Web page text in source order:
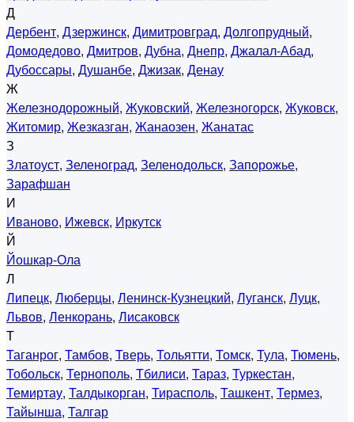
Д
Дербент, Дзержинск, Димитровград, Долгопрудный,
Домодедово, Дмитров, Дубна, Днепр, Джалал-Абад,
Дубоссары, Душанбе, Джизак, Денау
Ж
Железнодорожный, Жуковский, Железногорск, Жуковск,
Житомир, Жезказган, Жанаозен, Жанатас
З
Златоуст, Зеленоград, Зеленодольск, Запорожье,
Зарафшан
И
Иваново, Ижевск, Иркутск
Й
Йошкар-Ола
Л
Липецк, Люберцы, Ленинск-Кузнецкий, Луганск, Луцк,
Львов, Ленкорань, Лисаковск
Т
Таганрог, Тамбов, Тверь, Тольятти, Томск, Тула, Тюмень,
Тобольск, Тернополь, Тбилиси, Тараз, Туркестан,
Темиртау, Талдыкорган, Тирасполь, Ташкент, Термез,
Тайынша, Талгар